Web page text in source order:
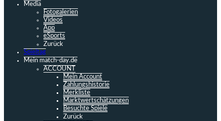
Media
Fotogalerien
Videos
App
eSports
Zurück
Spieltag
Mein match-day.de
ACCOUNT
Mein Account
Zahlungshistorie
Merkliste
Marktwertschätzungen
Besuchte Spiele
Zurück